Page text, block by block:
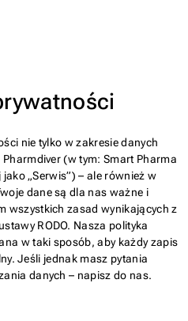
nie tylko w zakresie danych
(w tym: Smart Pharma
„Serwis”) – ale również w
dane są dla nas ważne i
wszystkich zasad wynikających z
RODO. Nasza polityka
w taki sposób, aby każdy zapis
Jeśli jednak masz pytania
danych – napisz do nas.